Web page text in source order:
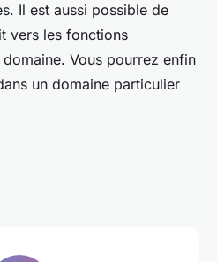
Il est aussi possible de
vers les fonctions
Vous pourrez enfin
un domaine particulier